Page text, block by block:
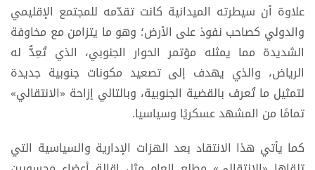
علاوة أن سيطرته الميدانية كانت تقدّمه للمجتمع الإقليمي
والدولي كصاحب نفوذ على الأرض؛ وهو ما يتزامن مع مخاوفة
الشديدة مما يمثله مؤتمر الحوار الجنوبي، الذي تُعِدُّ له
الرياض، والذي يهدف إلى تصعيد مكونات جنوبية جديدة
لتمثيل ما تُعرف بالقضية الجنوبية، وبالتالي إزاحة «الانتقالي»
تمامًا من المشهد عسكريًا وسياسيا.
كما يأتي هذا الانتقاد بعد الهزات الإدارية والسياسية التي